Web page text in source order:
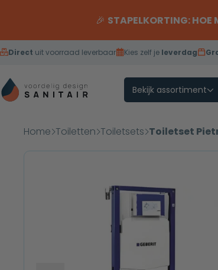
🎉 STAPELKORTING: HOE
Direct uit voorraad leverbaar Kies zelf je leverdag
Bekijk assortiment
Home Toiletten Toiletsets Toiletset